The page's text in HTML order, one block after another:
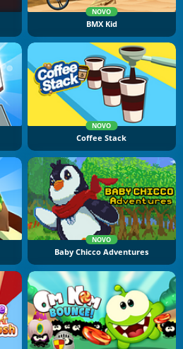
NOVO
BMX Kid
NOVO
Coffee Stack
NOVO
Baby Chicco Adventures